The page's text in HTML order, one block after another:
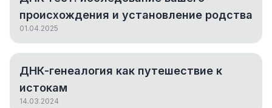
происхождения и установление родства
01.04.2025
ДНК-генеалогия как путешествие к
истокам
14.03.2024